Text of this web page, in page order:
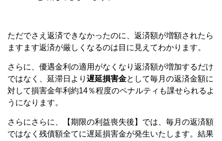
ただでさえ返済できなかったのに、返済額が増額されたら
ますます返済が厳しくなるのは目に見えてわかります。
さらに、優遇金利の適用がなくなり返済額が増加するだけ
ではなく、延滞日より 遅延損害金として毎月の返済金額に
対して損害金年利約14％程度のペナルティも課せられるよ
うになります。
さらにさらに、【期限の利益喪失後】では、毎月の返済額
ではなく残債額全てに遅延損害金が発生いたします。結果